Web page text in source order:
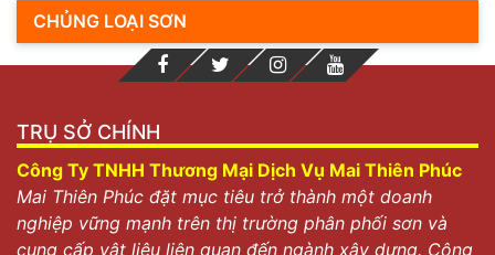
CHỦNG LOẠI SƠN
TRỤ SỞ CHÍNH
Công Ty TNHH Thương Mại Dịch Vụ Mai Thiên Phúc
Mai Thiên Phúc đặt mục tiêu trở thành một doanh
nghiệp vững mạnh trên thị trường phân phối sơn và
cung cấp vật liệu liên quan đến ngành xây dựng. Công